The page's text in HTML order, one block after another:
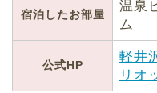
宿泊したお部屋
温泉
ム
公式HP
軽井
リオ